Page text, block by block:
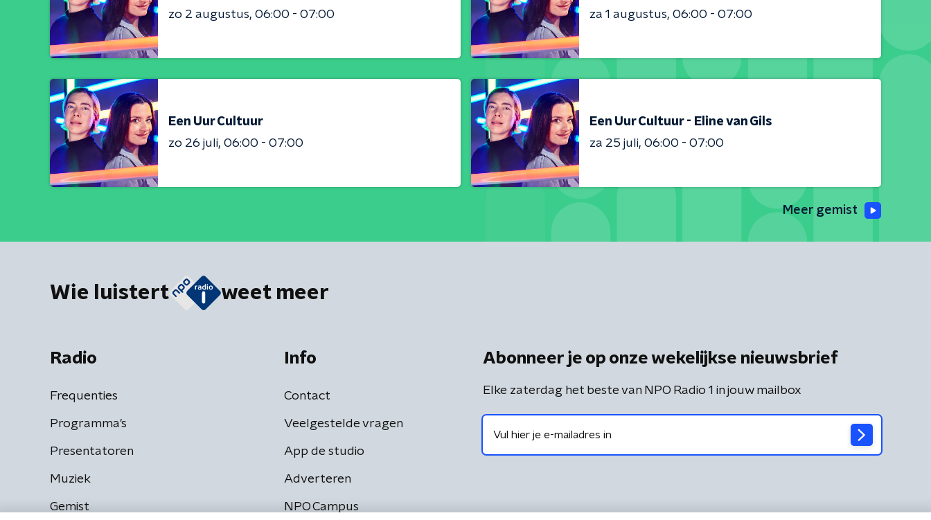
zo 2 augustus 06:00 - 07:00
za 1 augustus 06:00 - 07:00
Een Uur Cultuur
zo 26 juli 06:00 - 07:00
Een Uur Cultuur - Eline van Gils
za 25 juli 06:00 - 07:00
Meer gemist
Wie luistert weet meer
Radio
Frequenties
Programma's
Presentatoren
Muziek
Gemist
Info
Contact
Veelgestelde vragen
App de studio
Adverteren
NPO Campus
Abonneer je op onze wekelijkse nieuwsbrief
Elke zaterdag het beste van NPO Radio 1 in jouw mailbox